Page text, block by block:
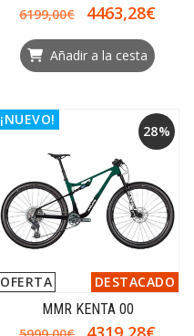
6199,00€
4463,28€
Añadir a la cesta
28%
OFERTA DESTACADO
¡NUEVO!
MMR KENTA 00